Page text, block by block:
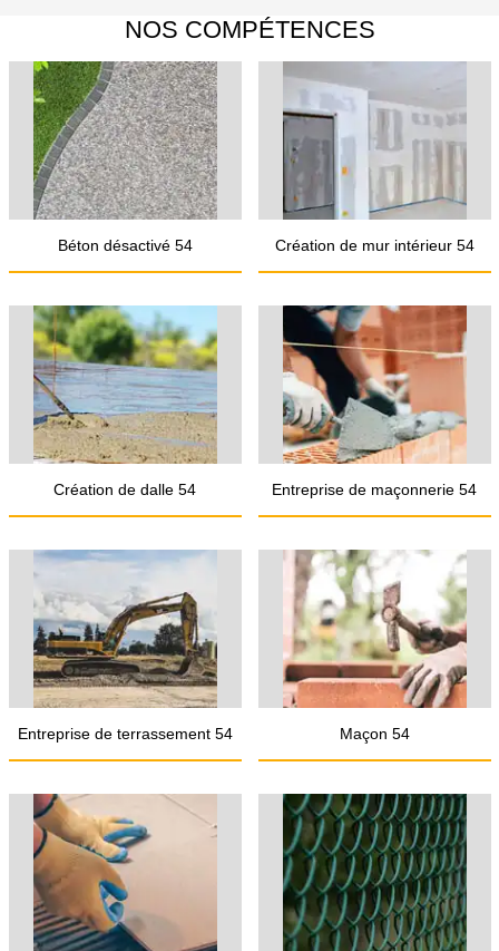
NOS COMPÉTENCES
Béton désactivé 54 Création de mur intérieur 54
Création de dalle 54 Entreprise de maçonnerie 54
Entreprise de terrassement 54 Maçon 54